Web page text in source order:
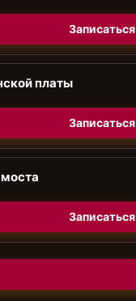
Записаться
платы
Записаться
Записаться